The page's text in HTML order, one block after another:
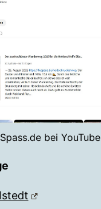
bei YouTube